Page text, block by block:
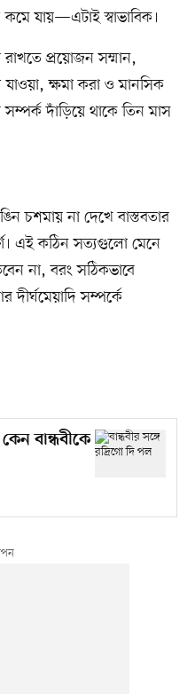
যায়—এটাই স্বাভাবিক।
রাখতে প্রয়োজন সম্মান,
যাওয়া, ক্ষমা করা ও মানসিক
দাঁড়িয়ে থাকে তিন মাস
চশমায় না দেখে বাস্তবতার
এই কঠিন সত্যগুলো মেনে
না, বরং সঠিকভাবে
সম্পর্কে
বান্ধবীকে